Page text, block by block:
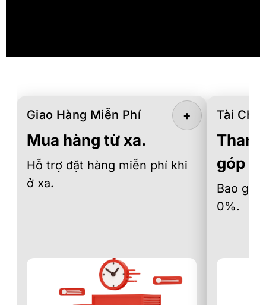
Giao Hàng Miễn Phí
Mua hàng từ xa.
Hỗ trợ đặt hàng miễn phí khi
ở xa.
+ Tài
góp
Bao
0%.